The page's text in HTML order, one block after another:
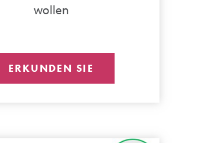
wollen
ERKUNDEN SIE